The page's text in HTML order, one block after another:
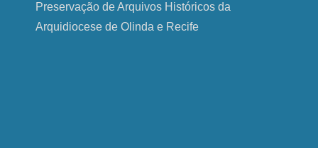
Preservação de Arquivos Históricos da
Arquidiocese de Olinda e Recife